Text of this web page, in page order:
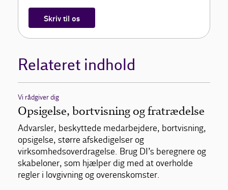
Skriv til os
Relateret indhold
Vi rådgiver dig
Opsigelse, bortvisning og fratrædelse
Advarsler, beskyttede medarbejdere, bortvisning,
opsigelse, større afskedigelser og
virksomhedsoverdragelse. Brug DI’s beregnere og
skabeloner, som hjælper dig med at overholde
regler i lovgivning og overenskomster.